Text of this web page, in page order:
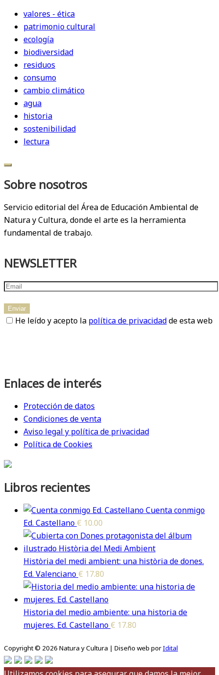
valores - ética
patrimonio cultural
ecología
biodiversidad
residuos
consumo
cambio climático
agua
historia
sostenibilidad
lectura
Sobre nosotros
Servicio editorial del Área de Educación Ambiental de
Natura y Cultura, donde el arte es la herramienta
fundamental de trabajo.
NEWSLETTER
He leído y acepto la política de privacidadde esta web
Enlaces de interés
Protección de datos
Condiciones de venta
Aviso legal y política de privacidad
Política de Cookies
Libros recientes
Cuenta conmigo
Ed. Castellano € 10.00
Història del medi ambient: una història de dones.
Ed. Valenciano € 17.80
Historia del medio ambiente: una historia de
mujeres. Ed. Castellano € 17.80
Copyright © 2026 Natura y Cultura | Diseño web porIdital